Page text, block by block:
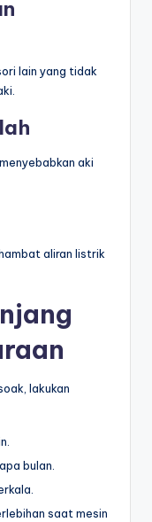
lain yang tidak
aki
aliran listrik
lakukan
bulan.
saat mesin